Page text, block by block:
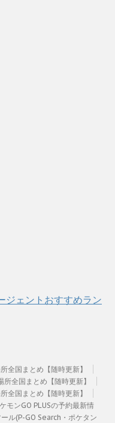
ジェントおすすめラン
全国まとめ【随時更新】
全国まとめ【随時更新】
全国まとめ【随時更新】
モンGO PLUSの予約最新情
ル(P-GO Search・ポケタン